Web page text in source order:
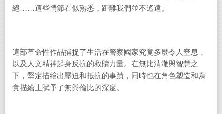
絕……這些情節看似熟悉，距離我們並不遙遠。
這部革命性作品捕捉了生活在警察國家究竟多麼令人窒息，
以及人文精神起身反抗的救贖力量。在無比清澈與智慧之
下，堅定描繪出壓迫和抵抗的事蹟，同時也在角色塑造和寫
實描繪上賦予了無與倫比的深度。